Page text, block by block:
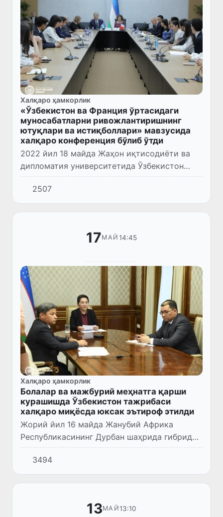
Халқаро ҳамкорлик
«Ўзбекистон ва Франция ўртасидаги
муносабатларни ривожлантиришнинг
ютуқлари ва истиқболлари» мавзусида
халқаро конференция бўлиб ўтди
2022 йил 18 майда Жаҳон иқтисодиёти ва
дипломатия университетида Ўзбекистон
Республикаси ва Франция ўртасида
дипломатик муносабатлар ўрнатилганининг
30 йиллигига бағишланган «Ўзбек...
2507
17МАЙ 14:45
Халқаро ҳамкорлик
Болалар ва мажбурий меҳнатга қарши
курашишда Ўзбекистон тажрибаси
халқаро миқёсда юксак эътироф этилди
Жорий йил 16 майда Жанубий Африка
Республикасининг Дурбан шаҳрида гибрид
шаклда «Болалар меҳнатига барҳам бериш
бўйича 5-Глобал конференция» бўлиб ўтди.
3494
13МАЙ13:10